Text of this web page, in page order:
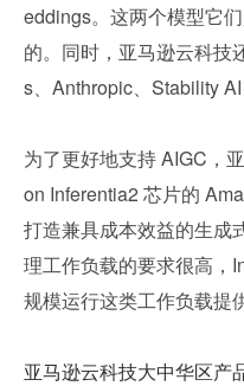
eddings。这两个模型它
的。同时，亚马逊云科技
s、Anthropic、Stability
为了更好地支持 AIGC，
on Inferentia2 芯片的
打造兼具成本效益的生成
理工作负载的要求很高，
规模运行这类工作负载提
亚马逊云科技大中华区产